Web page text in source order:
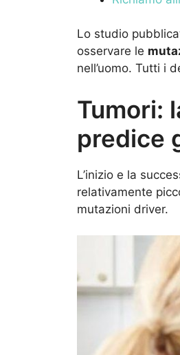
Lo studio
osservare le
nell’uomo. Tutti i
Tumori:
predice
L’inizio e la
relativamente
mutazioni driver.